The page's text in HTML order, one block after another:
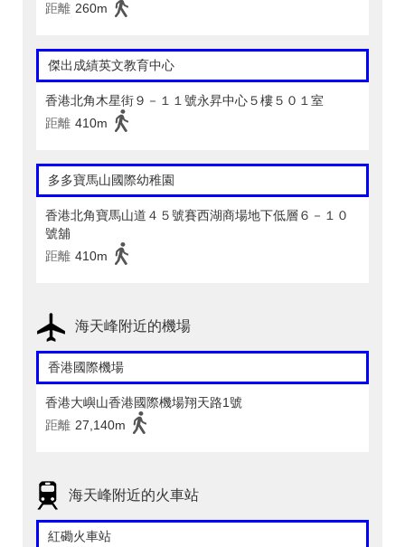
距離 260m
傑出成績英文教育中心
香港北角木星街９－１１號永昇中心５樓５０１室
距離 410m
多多寶馬山國際幼稚園
香港北角寶馬山道４５號賽西湖商場地下低層６－１０
號舖
距離 410m
海天峰附近的機場
香港國際機場
香港大嶼山香港國際機場翔天路1號
距離 27,140m
海天峰附近的火車站
紅磡火車站